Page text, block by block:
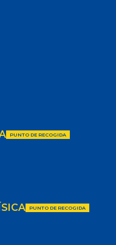
PUNTO DE RECOGIDA
PUNTO DE RECOGIDA